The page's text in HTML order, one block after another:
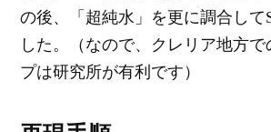
の後、「超純水」を更に調合して
した。（なので、クレリア地方で
プは研究所が有利です）